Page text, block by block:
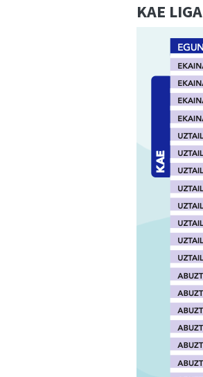
KAE LIGA